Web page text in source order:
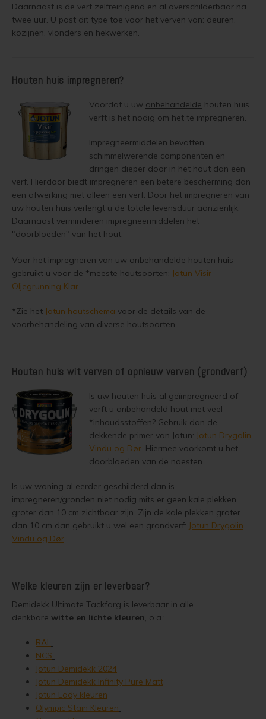
Geïmpregneerd hout olien
Geïmpregneerd hout verven
Grenen behandelen
Grenen oliën
Grenen verven
Lariks Hout Behandelen
Lariks hout beitsen
Lariks hout verven
Red Cedar oliën
Red Cedar beitsen
Red Cedar verven
Steigerhout behandelen
Steigerhout beitsen
Steigerhout verven
Vurenhout beitsen
Vurenhout verven
Kozijnen verven
Olympic Water Repellent Oil Stain Overschilderen
Olympic Oil Stain 716 overschilderen
Olympic Oil Stain 716 alternatief
Olympic Oil Stain 727 Alternatief
Olympic Stain 911 overschilderen
Betonvloer met Oxan Olie opnieuw behandelen
Houten vloer wit verven
Houten vloer verven met de meest slijtvaste verf van Jotun
Trap wit verven
Houten vloer grijs verven
Jotun Lady kleur 7163 Minty Breeze
Daarnaast is de verf zelfreinigend en al overschilderbaar na
twee uur. U past dit type toe voor het verven van: deuren,
kozijnen, vlonders en hekwerken.
Houten huis impregneren?
Voordat u uw onbehandelde houten huis
verft is het nodig om het te impregneren.
Impregneermiddelen bevatten
schimmelwerende componenten en
dringen dieper door in het hout dan een
verf. Hierdoor biedt impregneren een betere bescherming dan
een afwerking met alleen een verf. Door het impregneren van
uw houten huis verlengt u de totale levensduur aanzienlijk.
Daarnaast verminderen impregneermiddelen het
"doorbloeden" van het hout.
Voor het impregneren van uw onbehandelde houten huis
gebruikt u voor de *meeste houtsoorten: Jotun Visir
Oljegrunning Klar.
*Zie het Jotun houtschema voor de details van de
voorbehandeling van diverse houtsoorten.
Houten huis wit verven of opnieuw verven (grondverf)
Is uw houten huis al geïmpregneerd of
verft u onbehandeld hout met veel
*inhoudsstoffen? Gebruik dan de
dekkende primer van Jotun: Jotun Drygolin
Vindu og Dør. Hiermee voorkomt u het
doorbloeden van de noesten.
Is uw woning al eerder geschilderd dan is
impregneren/gronden niet nodig mits er geen kale plekken
groter dan 10 cm zichtbaar zijn. Zijn de kale plekken groter
dan 10 cm dan gebruikt u wel een grondverf: Jotun Drygolin
Vindu og Dør.
Welke kleuren zijn er leverbaar?
Demidekk Ultimate Tackfarg is leverbaar in alle
denkbare witte en lichte kleuren, o.a.:
RAL
NCS
Jotun Demidekk 2024
Jotun Demidekk Infinity Pure Matt
Jotun Lady kleuren
Olympic Stain Kleuren